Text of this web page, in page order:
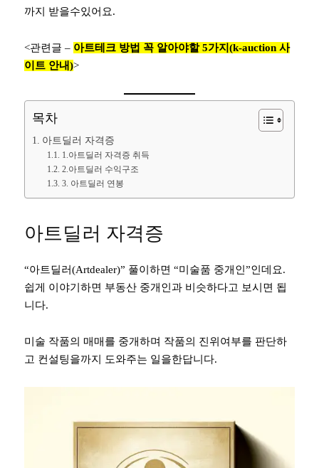
까지 받을수있어요.
<관련글 – 아트테크 방법 꼭 알아야할 5가지(k-auction 사
이트 안내)>
목차
아트딜러 자격증
1.아트딜러 자격증 취득
2.아트딜러 수익구조
3. 아트딜러 연봉
아트딜러 자격증
“아트딜러(Artdealer)” 풀이하면 “미술품 중개인”인데요.
쉽게 이야기하면 부동산 중개인과 비슷하다고 보시면 됩
니다.
미술 작품의 매매를 중개하며 작품의 진위여부를 판단하
고 컨설팅을까지 도와주는 일을한답니다.